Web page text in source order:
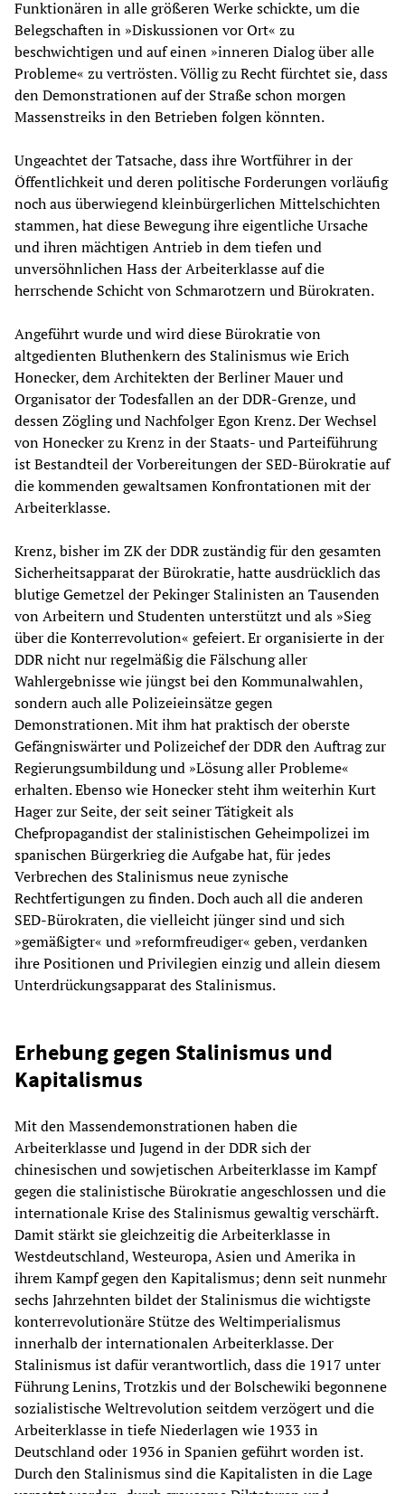
Funktionären in alle größeren Werke schickte, um die
Belegschaften in »Diskussionen vor Ort« zu
beschwichtigen und auf einen »inneren Dialog über alle
Probleme« zu vertrösten. Völlig zu Recht fürchtet sie, dass
den Demonstrationen auf der Straße schon morgen
Massenstreiks in den Betrieben folgen könnten.
Ungeachtet der Tatsache, dass ihre Wortführer in der
Öffentlichkeit und deren politische Forderungen vorläufig
noch aus überwiegend kleinbürgerlichen Mittelschichten
stammen, hat diese Bewegung ihre eigentliche Ursache
und ihren mächtigen Antrieb in dem tiefen und
unversöhnlichen Hass der Arbeiterklasse auf die
herrschende Schicht von Schmarotzern und Bürokraten.
Angeführt wurde und wird diese Bürokratie von
altgedienten Bluthenkern des Stalinismus wie Erich
Honecker, dem Architekten der Berliner Mauer und
Organisator der Todesfallen an der DDR-Grenze, und
dessen Zögling und Nachfolger Egon Krenz. Der Wechsel
von Honecker zu Krenz in der Staats- und Parteiführung
ist Bestandteil der Vorbereitungen der SED-Bürokratie auf
die kommenden gewaltsamen Konfrontationen mit der
Arbeiterklasse.
Krenz, bisher im ZK der DDR zuständig für den gesamten
Sicherheitsapparat der Bürokratie, hatte ausdrücklich das
blutige Gemetzel der Pekinger Stalinisten an Tausenden
von Arbeitern und Studenten unterstützt und als »Sieg
über die Konterrevolution« gefeiert. Er organisierte in der
DDR nicht nur regelmäßig die Fälschung aller
Wahlergebnisse wie jüngst bei den Kommunalwahlen,
sondern auch alle Polizeieinsätze gegen
Demonstrationen. Mit ihm hat praktisch der oberste
Gefängniswärter und Polizeichef der DDR den Auftrag zur
Regierungsumbildung und »Lösung aller Probleme«
erhalten. Ebenso wie Honecker steht ihm weiterhin Kurt
Hager zur Seite, der seit seiner Tätigkeit als
Chefpropagandist der stalinistischen Geheimpolizei im
spanischen Bürgerkrieg die Aufgabe hat, für jedes
Verbrechen des Stalinismus neue zynische
Rechtfertigungen zu finden. Doch auch all die anderen
SED-Bürokraten, die vielleicht jünger sind und sich
»gemäßigter« und »reformfreudiger« geben, verdanken
ihre Positionen und Privilegien einzig und allein diesem
Unterdrückungsapparat des Stalinismus.
Erhebung gegen Stalinismus und
Kapitalismus
Mit den Massendemonstrationen haben die
Arbeiterklasse und Jugend in der DDR sich der
chinesischen und sowjetischen Arbeiterklasse im Kampf
gegen die stalinistische Bürokratie angeschlossen und die
internationale Krise des Stalinismus gewaltig verschärft.
Damit stärkt sie gleichzeitig die Arbeiterklasse in
Westdeutschland, Westeuropa, Asien und Amerika in
ihrem Kampf gegen den Kapitalismus; denn seit nunmehr
sechs Jahrzehnten bildet der Stalinismus die wichtigste
konterrevolutionäre Stütze des Weltimperialismus
innerhalb der internationalen Arbeiterklasse. Der
Stalinismus ist dafür verantwortlich, dass die 1917 unter
Führung Lenins, Trotzkis und der Bolschewiki begonnene
sozialistische Weltrevolution seitdem verzögert und die
Arbeiterklasse in tiefe Niederlagen wie 1933 in
Deutschland oder 1936 in Spanien geführt worden ist.
Durch den Stalinismus sind die Kapitalisten in die Lage